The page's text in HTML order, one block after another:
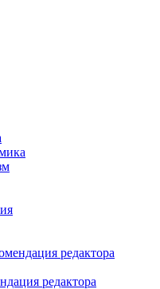
редактора
редактора